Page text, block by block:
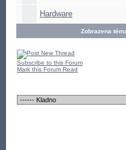
Hardware
Zobrazena
Subscribe to this Forum
Mark this Forum Read